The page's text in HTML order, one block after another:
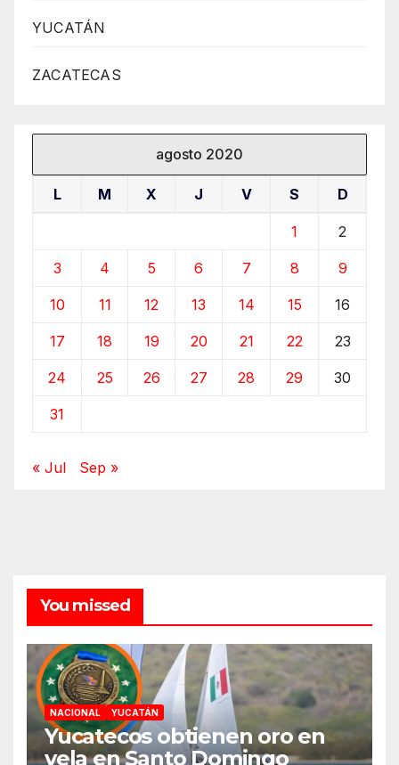
YUCATÁN
ZACATECAS
agosto 2020
L M X J V S D
1 2
3 4 5 6 7 8 9
10 11 12 13 14 15 16
17 18 19 20 21 22 23
24 25 26 27 28 29 30
31
« Jul Sep »
You missed
NACIONAL YUCATÁN
Yucatecos obtienen oro en
vela en Santo Domingo